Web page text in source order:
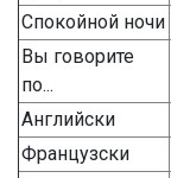
Спокойной ночи
Вы говорите
по...
Английски
Французски